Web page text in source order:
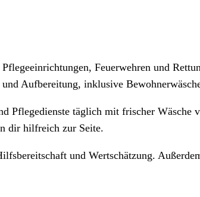
Feuerwehren und
Aufbereitung, inklusive
Pflegedienste täglich mit frischer
dir hilfreich zur Seite.
und Wertschätzung.